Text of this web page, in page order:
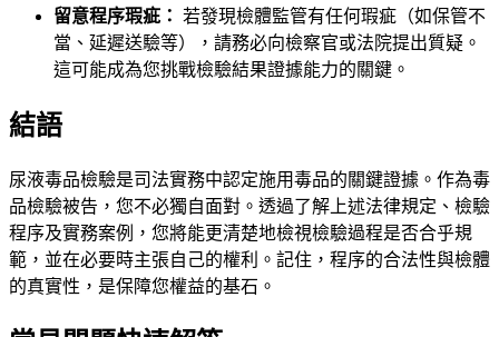
留意程序瑕疵： 若發現檢體監管有任何瑕疵（如保管不
當、延遲送驗等），請務必向檢察官或法院提出質疑。
這可能成為您挑戰檢驗結果證據能力的關鍵。
結語
尿液毒品檢驗是司法實務中認定施用毒品的關鍵證據。作為毒
品檢驗被告，您不必獨自面對。透過了解上述法律規定、檢驗
程序及實務案例，您將能更清楚地檢視檢驗過程是否合乎規
範，並在必要時主張自己的權利。記住，程序的合法性與檢體
的真實性，是保障您權益的基石。